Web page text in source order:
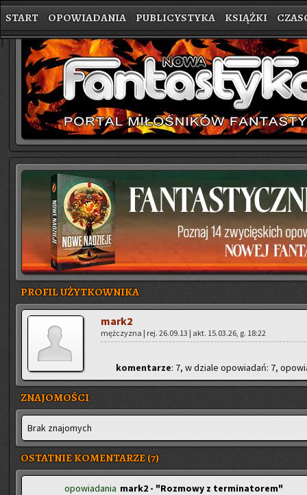
START OPOWIADANIA PUBLICYSTYKA KSIĄŻKI
}
PROFIL UŻYTKOWNIKA
mark2
męż­czy­zna | rej. 26.09.13 | akt. 15.03.26, g. 18:22
ko­men­ta­rze: 7, w dzia­le opo­wia­dań: 7,
ZNAJOMOŚCI
Brak zna­jo­mych
OSTATNIE KOMENTARZE (7)
opowiadania mark2 - "Rozmowy z terminatorem"